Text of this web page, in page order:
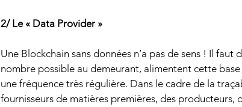
2/ Le « Data Provider »
Une Blockchain sans données n’a pas de sens ! Il
nombre possible au demeurant, alimentent cette
une fréquence très régulière. Dans le cadre de la
fournisseurs de matières premières, des